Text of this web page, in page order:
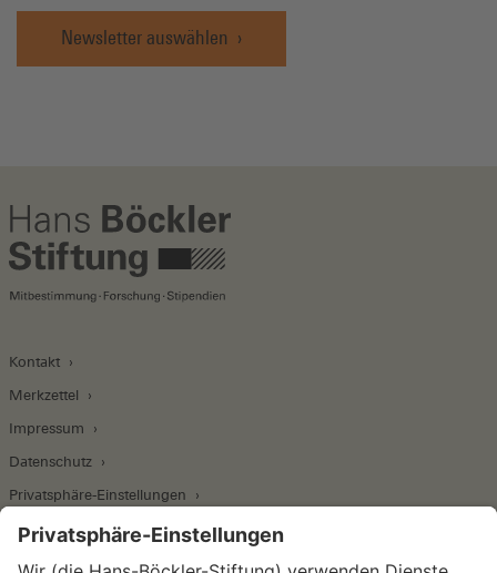
Newsletter auswählen
Kontakt
Merkzettel
Impressum
Datenschutz
Privatsphäre-Einstellungen